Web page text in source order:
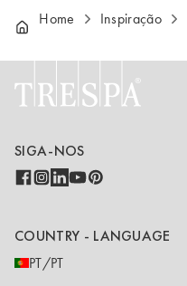
Home Inspiração
SIGA-NOS
COUNTRY - LANGUAGE
PT/PT